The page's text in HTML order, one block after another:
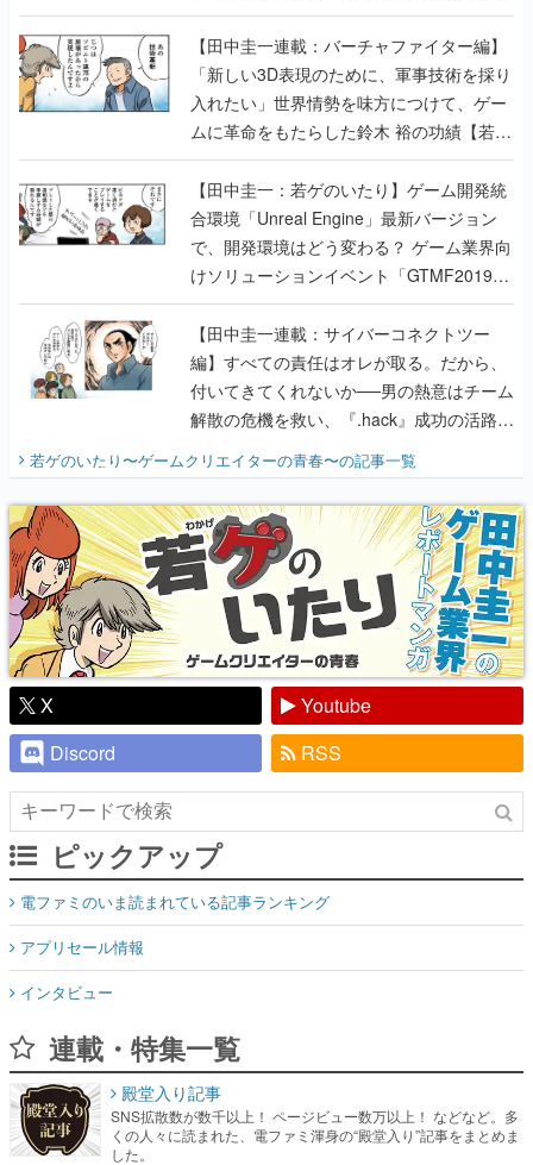
【若ゲのいたり最終回】
【田中圭一連載：バーチャファイター編】
「新しい3D表現のために、軍事技術を採り
入れたい」世界情勢を味方につけて、ゲー
ムに革命をもたらした鈴木 裕の功績【若ゲ
のいたり】
【田中圭一：若ゲのいたり】ゲーム開発統
合環境「Unreal Engine」最新バージョン
で、開発環境はどう変わる？ ゲーム業界向
けソリューションイベント「GTMF2019」
に行って、より理解を深めよう【PR】
【田中圭一連載：サイバーコネクトツー
編】すべての責任はオレが取る。だから、
付いてきてくれないか──男の熱意はチーム
解散の危機を救い、『.hack』成功の活路を
『少年ジャンプ』色だった【若ゲのいた
り】
若ゲのいたり〜ゲームクリエイターの青春〜の記事一覧
X
Youtube
Discord
RSS
ピックアップ
電ファミのいま読まれている記事ランキング
アプリセール情報
インタビュー
連載・特集一覧
殿堂入り記事
SNS拡散数が数千以上！ ページビュー数万以上！ などなど。多
くの人々に読まれた、電ファミ渾身の“殿堂入り”記事をまとめま
した。